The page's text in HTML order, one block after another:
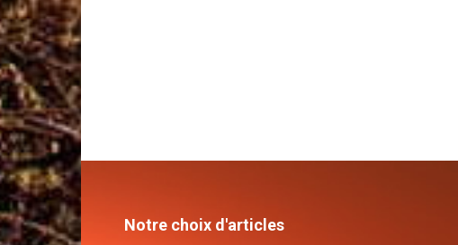
Notre choix d'articles